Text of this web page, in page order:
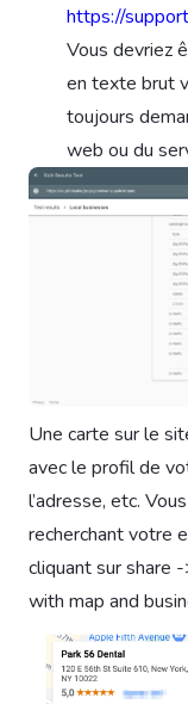
https://
Vous devriez
en texte brut
toujours
web ou du
Une carte sur le
avec le profil de
l’adresse, etc.
recherchant votre
cliquant sur share
with map and